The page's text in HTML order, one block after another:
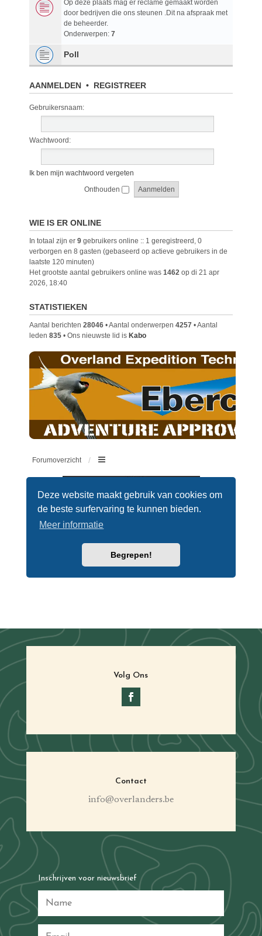
Volg Ons
Contact
info@overlanders.be
Inschrijven voor nieuwsbrief